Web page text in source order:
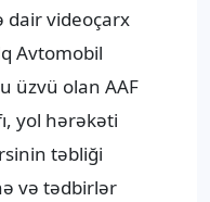
dair videoçarx
Avtomobil
üzvü olan AAF
yol hərəkəti
təbliği
və tədbirlər